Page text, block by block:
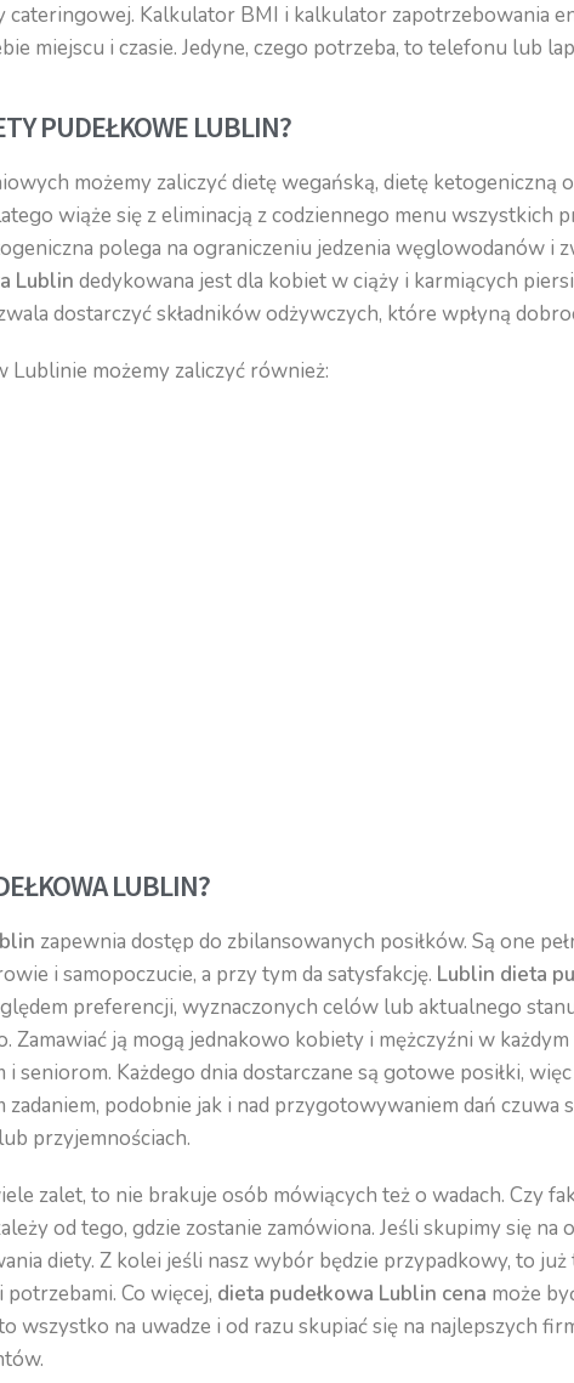
cateringowej. Kalkulator BMI i kalkulator zapotrzebowania
miejscu i czasie. Jedyne, czego potrzeba, to telefonu lub
PUDEŁKOWE LUBLIN?
możemy zaliczyć dietę wegańską, dietę ketogeniczną
wiąże się z eliminacją z codziennego menu wszystkich
polega na ograniczeniu jedzenia węglowodanów i
Lublin dedykowana jest dla kobiet w ciąży i karmiących
dostarczyć składników odżywczych, które wpłyną
Lublinie możemy zaliczyć również:
LUBLIN?
zapewnia dostęp do zbilansowanych posiłków. Są one
i samopoczucie, a przy tym da satysfakcję. Lublin dieta
preferencji, wyznaczonych celów lub aktualnego
Zamawiać ją mogą jednakowo kobiety i mężczyźni w
seniorom. Każdego dnia dostarczane są gotowe posiłki,
zadaniem, podobnie jak i nad przygotowywaniem dań
przyjemnościach.
zalet, to nie brakuje osób mówiących też o wadach. Czy
od tego, gdzie zostanie zamówiona. Jeśli skupimy się
diety. Z kolei jeśli nasz wybór będzie przypadkowy, to już
Co więcej, dieta pudełkowa Lublin cena może
wszystko na uwadze i od razu skupiać się na najlepszych